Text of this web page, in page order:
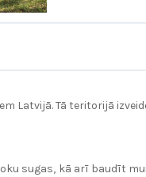
Latvijā. Tā teritorijā
sugas, kā arī baudīt